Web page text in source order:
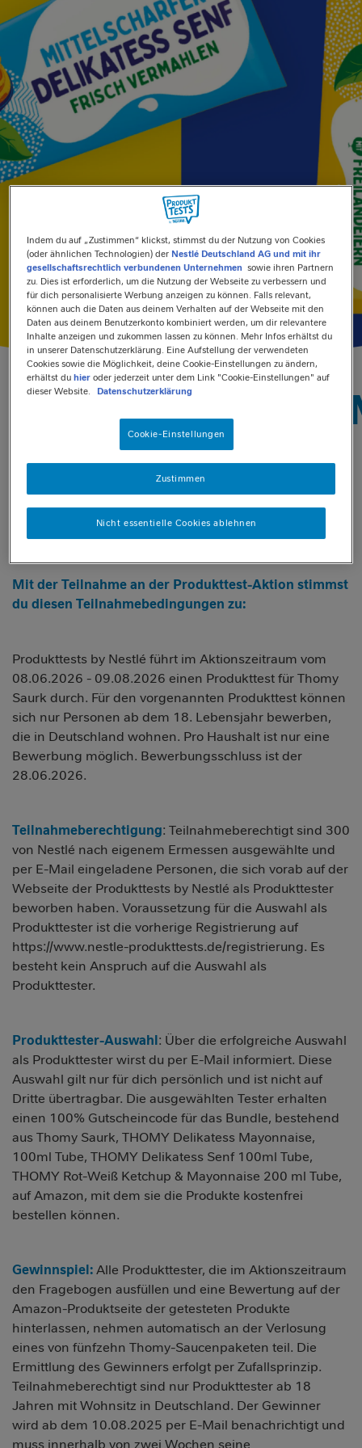
THOMY SAURK
PRODUKTTEST
Mit der Teilnahme an der Produkttest-Aktion stimmst
du diesen Teilnahmebedingungen zu:
Produkttests by Nestlé führt im Aktionszeitraum vom
08.06.2026 - 09.08.2026 einen Produkttest für Thomy
Saurk durch. Für den vorgenannten Produkttest können
sich nur Personen ab dem 18. Lebensjahr bewerben,
die in Deutschland wohnen. Pro Haushalt ist nur eine
Bewerbung möglich. Bewerbungsschluss ist der
28.06.2026.
Teilnahmeberechtigung: Teilnahmeberechtigt sind 300
von Nestlé nach eigenem Ermessen ausgewählte und
per E-Mail eingeladene Personen, die sich vorab auf der
Webseite der Produkttests by Nestlé als Produkttester
beworben haben. Voraussetzung für die Auswahl als
Produkttester ist die vorherige Registrierung auf
https://www.nestle-produkttests.de/registrierung. Es
besteht kein Anspruch auf die Auswahl als
Produkttester.
Produkttester-Auswahl: Über die erfolgreiche Auswahl
als Produkttester wirst du per E-Mail informiert. Diese
Auswahl gilt nur für dich persönlich und ist nicht auf
Dritte übertragbar. Die ausgewählten Tester erhalten
einen 100% Gutscheincode für das Bundle, bestehend
aus Thomy Saurk, THOMY Delikatess Mayonnaise,
100ml Tube, THOMY Delikatess Senf 100ml Tube,
THOMY Rot-Weiß Ketchup & Mayonnaise 200 ml Tube,
auf Amazon, mit dem sie die Produkte kostenfrei
bestellen können.
Gewinnspiel:Alle Produkttester, die im Aktionszeitraum
den Fragebogen ausfüllen und eine Bewertung auf der
Amazon-Produktseite der getesteten Produkte
hinterlassen, nehmen automatisch an der Verlosung
eines von fünfzehn Thomy-Saucenpaketen teil. Die
Ermittlung des Gewinners erfolgt per Zufallsprinzip.
Teilnahmeberechtigt sind nur Produkttester ab 18
Jahren mit Wohnsitz in Deutschland. Der Gewinner
wird ab dem 10.08.2025 per E-Mail benachrichtigt und
muss innerhalb von zwei Wochen seine
Indem du auf „Zustimmen“ klickst, stimmst du der Nutzung von Cookies
(oder ähnlichen Technologien) der Nestlé Deutschland AG und mit ihr
gesellschaftsrechtlich verbundenen Unternehmen sowie ihren Partnern
zu. Dies ist erforderlich, um die Nutzung der Webseite zu verbessern und
für dich personalisierte Werbung anzeigen zu können. Falls relevant,
können auch die Daten aus deinem Verhalten auf der Webseite mit den
Daten aus deinem Benutzerkonto kombiniert werden, um dir relevantere
Inhalte anzeigen und zukommen lassen zu können. Mehr Infos erhältst du
in unserer Datenschutzerklärung. Eine Aufstellung der verwendeten
Cookies sowie die Möglichkeit, deine Cookie-Einstellungen zu ändern,
erhältst duhier oder jederzeit unter dem Link "Cookie-Einstellungen" auf
dieser Website.
Datenschutzerklärung
Cookie-Einstellungen
Nicht essentielle Cookies ablehnen
Zustimmen